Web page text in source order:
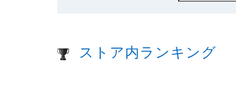
ストア内ランキング